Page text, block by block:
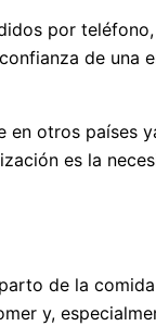
por
de una
en otros países
es la
de la
y,